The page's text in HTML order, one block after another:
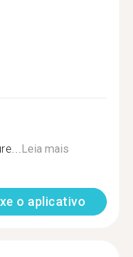
Leia mais
o aplicativo